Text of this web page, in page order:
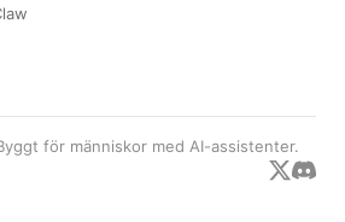
för människor med AI-assistenter.